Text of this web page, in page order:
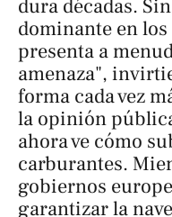
dura décadas.
dominante en
presenta a
amenaza",
forma cada vez
la opinión
ahora ve cómo
carburantes.
gobiernos
garantizar la